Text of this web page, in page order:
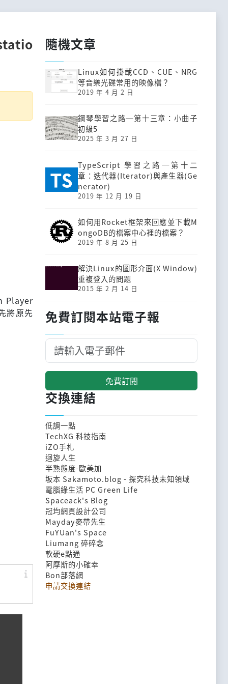
Player
將原先
隨機文章
Linux如何掛載CCD、CUE、NRG
等音樂光碟常用的映像檔？
2019 年 4 月 2 日
鋼琴學習之路─第十三章：小曲子
初級5
2025 年 3 月 27 日
TypeScript 學習之路─第十二
章：迭代器(Iterator)與產生器(Ge
nerator)
2019 年 12 月 19 日
如何用Rocket框架來回應並下載M
ongoDB的檔案中心裡的檔案？
2019 年 8 月 25 日
解決Linux的圖形介面(X Window)
重複登入的問題
2015 年 2 月 14 日
免費訂閱本站電子報
免費訂閱
交換連結
低調一點
TechXG 科技指南
iZO手札
迴旋人生
半熟態度-歐美加
坂本 Sakamoto.blog - 探究科技未知領域
電腦綠生活 PC Green Life
Spaceack's Blog
冠均網頁設計公司
Mayday麥帶先生
FuYUan's Space
Liumang 碎碎念
軟硬e點通
阿摩斯的小確幸
Bon部落網
申請交換連結